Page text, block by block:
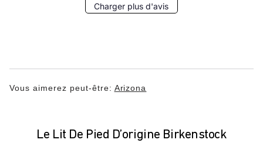
Charger plus d'avis
Vous aimerez peut-être: Arizona
Le Lit De Pied D’origine Birkenstock